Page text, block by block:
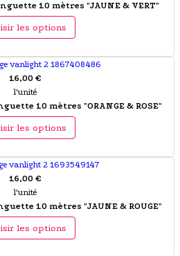
10 mètres "JAUNE & VERT"
les options
16,00 €
l'unité
10 mètres "ORANGE & ROSE"
les options
16,00 €
l'unité
10 mètres "JAUNE & ROUGE"
les options